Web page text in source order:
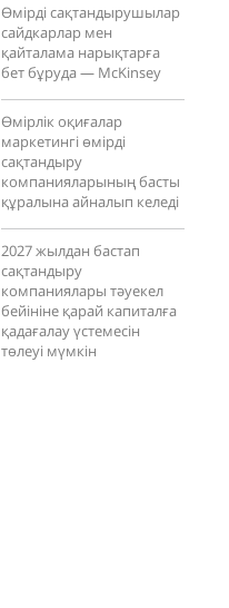
Өмірді сақтандырушылар
сайдкарлар мен
қайталама нарықтарға
бет бұруда — McKinsey
Өмірлік оқиғалар
маркетингі өмірді
сақтандыру
компанияларының басты
құралына айналып келеді
2027 жылдан бастап
сақтандыру
компаниялары тәуекел
бейініне қарай капиталға
қадағалау үстемесін
төлеуі мүмкін